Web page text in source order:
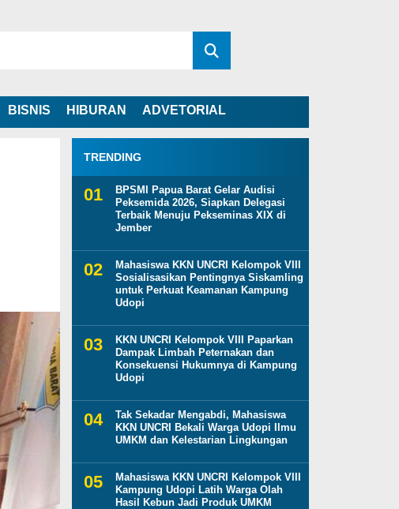
BISNIS HIBURAN ADVETORIAL
TRENDING
BPSMI Papua Barat Gelar Audisi
Peksemida 2026, Siapkan Delegasi
Terbaik Menuju Pekseminas XIX di
Jember
Mahasiswa KKN UNCRI Kelompok VIII
Sosialisasikan Pentingnya Siskamling
untuk Perkuat Keamanan Kampung
Udopi
KKN UNCRI Kelompok VIII Paparkan
Dampak Limbah Peternakan dan
Konsekuensi Hukumnya di Kampung
Udopi
Tak Sekadar Mengabdi, Mahasiswa
KKN UNCRI Bekali Warga Udopi Ilmu
UMKM dan Kelestarian Lingkungan
Mahasiswa KKN UNCRI Kelompok VIII
Kampung Udopi Latih Warga Olah
Hasil Kebun Jadi Produk UMKM